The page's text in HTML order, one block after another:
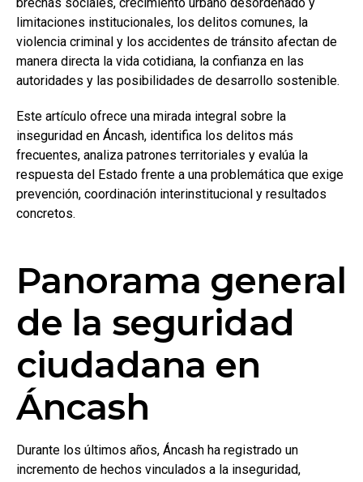
limitaciones institucionales, los delitos comunes, la
violencia criminal y los accidentes de tránsito afectan de
manera directa la vida cotidiana, la confianza en las
autoridades y las posibilidades de desarrollo sostenible.
Este artículo ofrece una mirada integral sobre la
inseguridad en Áncash, identifica los delitos más
frecuentes, analiza patrones territoriales y evalúa la
respuesta del Estado frente a una problemática que exige
prevención, coordinación interinstitucional y resultados
concretos.
Panorama general
de la seguridad
ciudadana en
Áncash
Durante los últimos años, Áncash ha registrado un
incremento de hechos vinculados a la inseguridad,